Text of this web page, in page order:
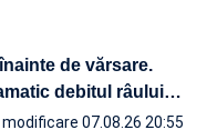
de vărsare.
debitul râului…
07.08.26 20:55